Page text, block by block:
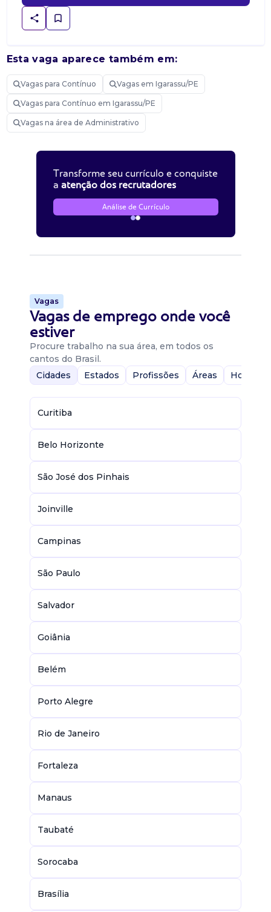
Esta vaga aparece também em:
Vagas para Contínuo Vagas em Igarassu/PE
Vagas para Contínuo em Igarassu/PE
Vagas na área de Administrativo
Transforme seu currículo e conquiste
a atenção dos recrutadores
Análise de Currículo
Vagas
Vagas de emprego onde você
estiver
Procure trabalho na sua área, em todos os
cantos do Brasil.
Cidades
Estados Profissões Áreas Home-
Curitiba
Belo Horizonte
São José dos Pinhais
Joinville
Campinas
São Paulo
Salvador
Goiânia
Belém
Porto Alegre
Rio de Janeiro
Fortaleza
Manaus
Taubaté
Sorocaba
Brasília